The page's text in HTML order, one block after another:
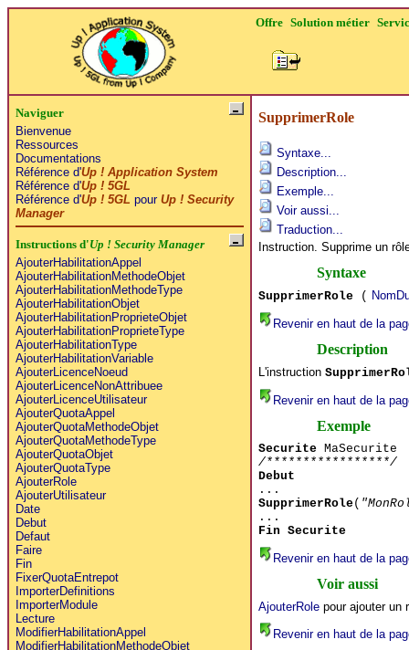
Offre Solution métier
Naviguer
Bienvenue
Ressources
Documentations
Référence d'Up ! Application System
Référence d'Up ! 5GL
Référence d'Up ! 5GL pour Up ! Security
Manager
Instructions d'Up ! Security Manager
AjouterHabilitationAppel
AjouterHabilitationMethodeObjet
AjouterHabilitationMethodeType
AjouterHabilitationObjet
AjouterHabilitationProprieteObjet
AjouterHabilitationProprieteType
AjouterHabilitationType
AjouterHabilitationVariable
AjouterLicenceNoeud
AjouterLicenceNonAttribuee
AjouterLicenceUtilisateur
AjouterQuotaAppel
AjouterQuotaMethodeObjet
AjouterQuotaMethodeType
AjouterQuotaObjet
AjouterQuotaType
AjouterRole
AjouterUtilisateur
Date
Debut
Defaut
Faire
Fin
FixerQuotaEntrepot
ImporterDefinitions
ImporterModule
Lecture
ModifierHabilitationAppel
ModifierHabilitationMethodeObjet
SupprimerRole
Syntaxe...
Description...
Exemple...
Voir aussi...
Traduction...
Instruction. Supprime un
Syntaxe
SupprimerRole(
Revenir en haut de la
Description
L'instruction
Revenir en haut de la
Exemple
SecuriteMaSecurite
/*****************/
Debut
...
SupprimerRole(
...
Fin Securite
Revenir en haut de la
Voir aussi
AjouterRolepour ajouter un
Revenir en haut de la